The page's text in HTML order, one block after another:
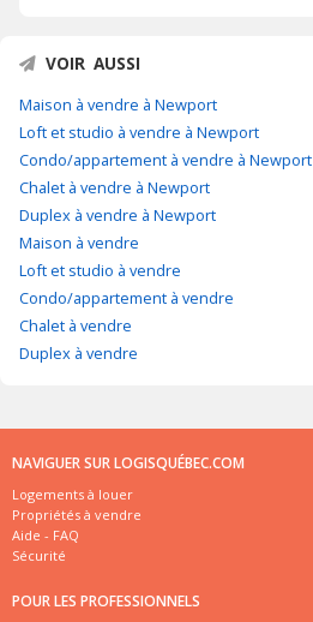
VOIR AUSSI
Maison à vendre à Newport
Loft et studio à vendre à Newport
Condo/appartement à vendre à Newport
Chalet à vendre à Newport
Duplex à vendre à Newport
Maison à vendre
Loft et studio à vendre
Condo/appartement à vendre
Chalet à vendre
Duplex à vendre
NAVIGUER SUR LOGISQUÉBEC.COM
Logements à louer
Propriétés à vendre
Aide - FAQ
Sécurité
POUR LES PROFESSIONNELS